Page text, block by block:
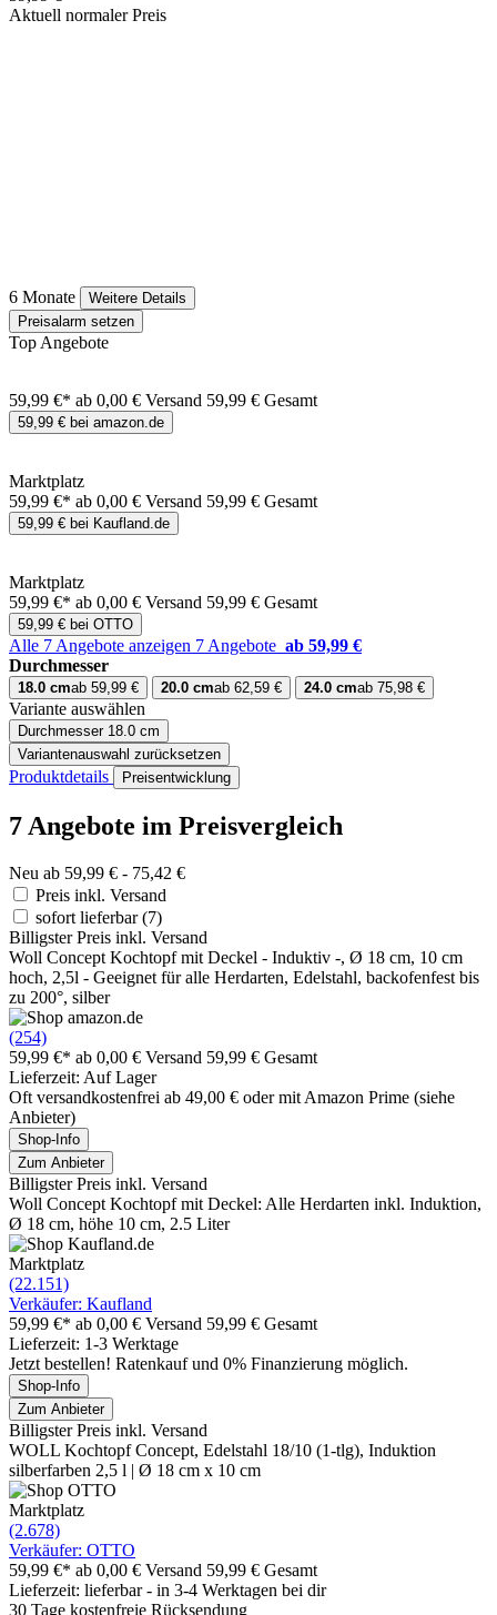
Aktuell normaler Preis
6 Monate
Weitere Details
Preisalarm setzen
Top Angebote
59,99 €* ab 0,00 € Versand 59,99 € Gesamt
59,99 € bei amazon.de
Marktplatz
59,99 €* ab 0,00 € Versand 59,99 € Gesamt
59,99 € bei Kaufland.de
Marktplatz
59,99 €* ab 0,00 € Versand 59,99 € Gesamt
59,99 € bei OTTO
Alle 7 Angebote anzeigen 7 Angebote ab 59,99 €
Durchmesser
18.0 cmab 59,99 € 20.0 cmab 62,59 € 24.0 cmab 75,98 €
Variante auswählen
Durchmesser 18.0 cm
Variantenauswahl zurücksetzen
Produktdetails Preisentwicklung
7 Angebote im Preisvergleich
Neu ab 59,99 € - 75,42 €
Preis inkl. Versand
sofort lieferbar(7)
Billigster Preis inkl. Versand
Woll Concept Kochtopf mit Deckel - Induktiv -, Ø 18 cm, 10 cm
hoch, 2,5l - Geeignet für alle Herdarten, Edelstahl, backofenfest bis
zu 200°, silber
(254)
59,99 €* ab 0,00 € Versand 59,99 € Gesamt
Lieferzeit: Auf Lager
Oft versandkostenfrei ab 49,00 € oder mit Amazon Prime (siehe
Anbieter)
Shop-Info
Zum Anbieter
Billigster Preis inkl. Versand
Woll Concept Kochtopf mit Deckel: Alle Herdarten inkl. Induktion,
Ø 18 cm, höhe 10 cm, 2.5 Liter
Marktplatz
(22.151)
Verkäufer: Kaufland
59,99 €* ab 0,00 € Versand 59,99 € Gesamt
Lieferzeit: 1-3 Werktage
Jetzt bestellen! Ratenkauf und 0% Finanzierung möglich.
Shop-Info
Zum Anbieter
Billigster Preis inkl. Versand
WOLL Kochtopf Concept, Edelstahl 18/10 (1-tlg), Induktion
silberfarben 2,5 l | Ø 18 cm x 10 cm
Marktplatz
(2.678)
Verkäufer: OTTO
59,99 €* ab 0,00 € Versand 59,99 € Gesamt
Lieferzeit: lieferbar - in 3-4 Werktagen bei dir
30 Tage kostenfreie Rücksendung